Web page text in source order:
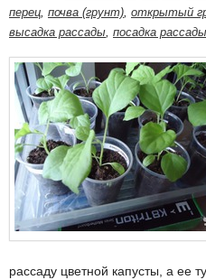
перец, почва (грунт), открытый
высадка рассады, посадка рассады
рассаду цветной капусты, а ее